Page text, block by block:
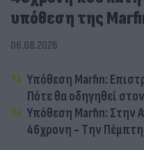
υπόθεση της
06.08.2026
Υπόθεση Marfin:
Πότε θα οδηγηθεί
Υπόθεση Marfin: Στην
46χρονη - Την